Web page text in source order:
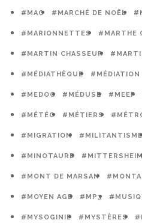
#MAO #MARCHÉ DE NOËL
#MARIONNETTES #MARTHE
#MARTIN CHASSEUR
#MÉDIATHÈQUE #MÉDIATION
#MEDOC #MÉDUSE #MEEF
#MÉTÉO #MÉTIERS
#MIGRATION #MILITANTISME
#MINOTAURE
#MONT DE MARSAN
#MOYEN AGE #MP3
#MYSOGINIE #MYSTÈRES